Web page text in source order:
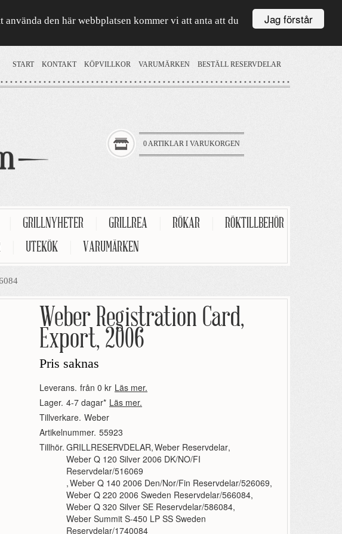
Jag förstår
den här webbplatsen kommer vi att anta att du
START KONTAKT KÖPVILLKOR VARUMÄRKEN BESTÄLL RESERVDELAR
0 ARTIKLAR I VARUKORGEN
GRILLNYHETER GRILLREA RÖKAR
RÖKTILLBEHÖR
UTEKÖK VARUMÄRKEN
Weber Registration Card,
Export, 2006
Pris saknas
Leverans. från 0 kr Läs mer.
Lager. 4-7 dagar* Läs mer.
Tillverkare. Weber
Artikelnummer. 55923
Tillhör. GRILLRESERVDELAR,Weber Reservdelar,
Weber Q 120 Silver 2006 DK/NO/FI
Reservdelar/516069
,Weber Q 140 2006 Den/Nor/Fin Reservdelar/526069,
Weber Q 220 2006 Sweden Reservdelar/566084,
Weber Q 320 Silver SE Reservdelar/586084,
Weber Summit S-450 LP SS Sweden
Reservdelar/1740084